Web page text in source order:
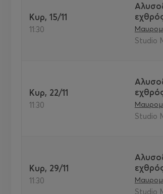
Κυρ, 15/11
11:30
Studio
Κυρ, 22/11
11:30
Studio
Κυρ, 29/11
11:30
Studio